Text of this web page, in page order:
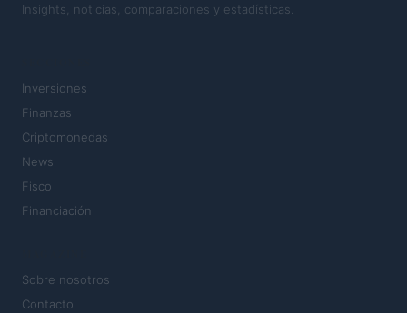
Insights, noticias, comparaciones y estadísticas.
Inversiones
Finanzas
Criptomonedas
News
Fisco
Financiación
Sobre nosotros
Contacto